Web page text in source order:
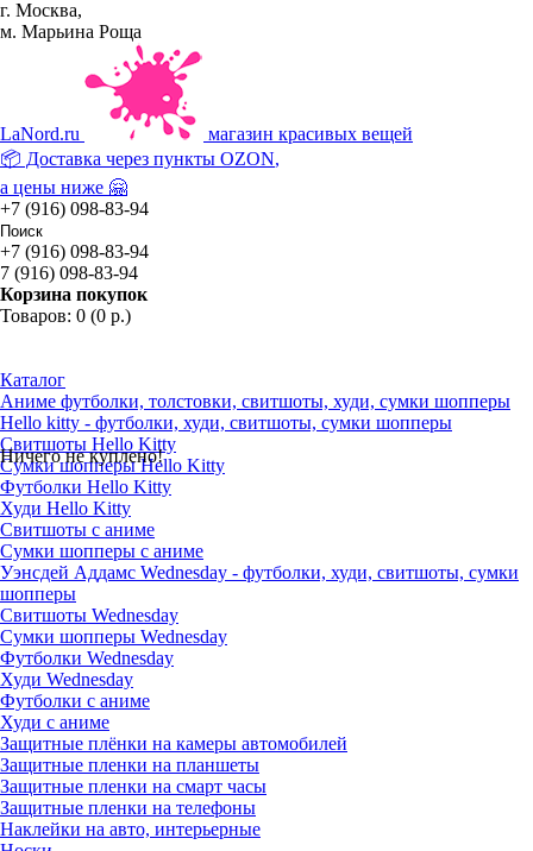
г. Москва,
м. Марьина Роща
LaNord.ru
магазин красивых вещей
📦 Доставка через пункты OZON,
а цены ниже 🤗
+7 (916) 098-83-94
+7 (916) 098-83-94
7 (916) 098-83-94
Корзина покупок
Товаров: 0 (0 р.)
Ничего не куплено!
Каталог
Аниме футболки, толстовки, свитшоты, худи, сумки шопперы
Hello kitty - футболки, худи, свитшоты, сумки шопперы
Свитшоты Hello Kitty
Сумки шопперы Hello Kitty
Футболки Hello Kitty
Худи Hello Kitty
Свитшоты с аниме
Сумки шопперы с аниме
Уэнсдей Аддамс Wednesday - футболки, худи, свитшоты, сумки
шопперы
Свитшоты Wednesday
Сумки шопперы Wednesday
Футболки Wednesday
Худи Wednesday
Футболки с аниме
Худи с аниме
Защитные плёнки на камеры автомобилей
Защитные пленки на планшеты
Защитные пленки на смарт часы
Защитные пленки на телефоны
Наклейки на авто, интерьерные